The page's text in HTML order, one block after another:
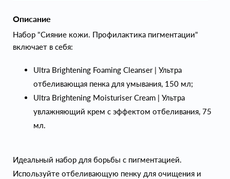
Описание
Набор "Сияние кожи. Профилактика пигментации"
включает в себя:
Ultra Brightening Foaming Cleanser | Ультра
отбеливающая пенка для умывания, 150 мл;
Ultra Brightening Moisturiser Cream | Ультра
увлажняющий крем с эффектом отбеливания, 75
мл.
Идеальный набор для борьбы с пигментацией.
Используйте отбеливающую пенку для очищения и